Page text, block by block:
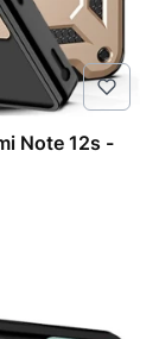
Note 12s -